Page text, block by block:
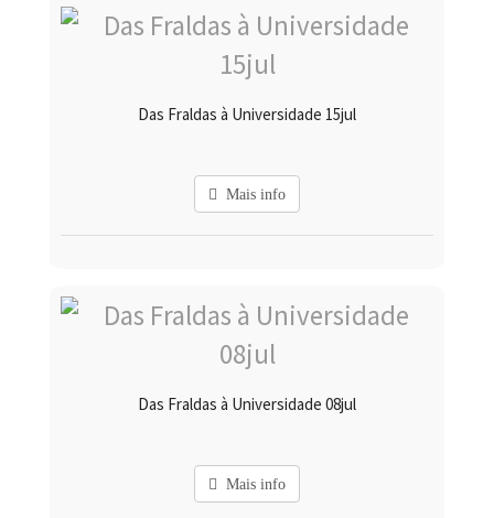
Das Fraldas à Universidade 15jul
Mais info
Das Fraldas à Universidade 08jul
Mais info